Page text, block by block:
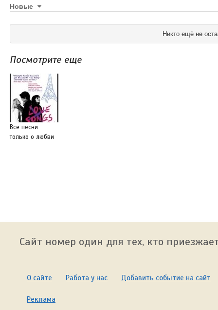
Новые
Никто ещё не
Посмотрите еще
Все песни
только о любви
Сайт номер один для тех, кто
О сайте Работа у нас Добавить событие на сайт
Реклама